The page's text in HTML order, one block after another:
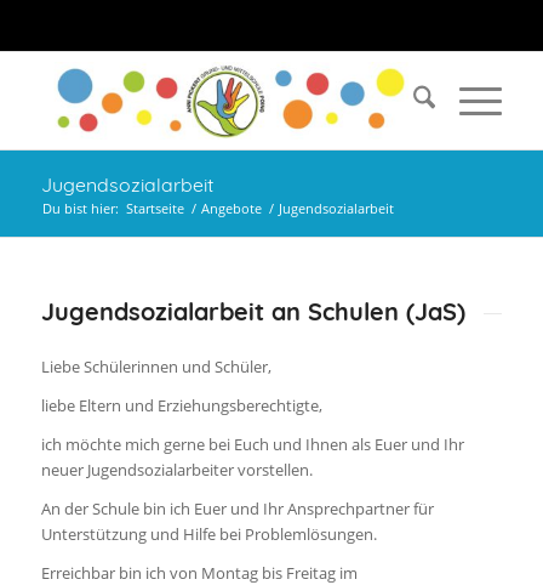
Jugendsozialarbeit
Du bist hier: Startseite / Angebote / Jugendsozialarbeit
Jugendsozialarbeit an Schulen (JaS)
Liebe Schülerinnen und Schüler,
liebe Eltern und Erziehungsberechtigte,
ich möchte mich gerne bei Euch und Ihnen als Euer und Ihr
neuer Jugendsozialarbeiter vorstellen.
An der Schule bin ich Euer und Ihr Ansprechpartner für
Unterstützung und Hilfe bei Problemlösungen.
Erreichbar bin ich von Montag bis Freitag im